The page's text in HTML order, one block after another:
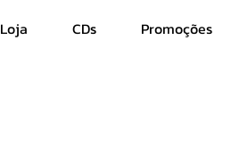
Loja CDs Promoções